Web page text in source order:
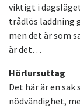
viktigt i
trådlös laddning
men det är som
är det…
Hörlursuttag
Det här är en
nödvändighet,